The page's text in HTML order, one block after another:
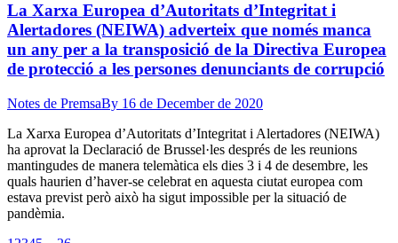
La Xarxa Europea d’Autoritats d’Integritat i
Alertadores (NEIWA) adverteix que només manca
un any per a la transposició de la Directiva Europea
de protecció a les persones denunciants de corrupció
Notes de PremsaBy 16 de December de 2020
La Xarxa Europea d’Autoritats d’Integritat i Alertadores (NEIWA)
ha aprovat la Declaració de Brussel·les després de les reunions
mantingudes de manera telemàtica els dies 3 i 4 de desembre, les
quals haurien d’haver-se celebrat en aquesta ciutat europea com
estava previst però això ha sigut impossible per la situació de
pandèmia.